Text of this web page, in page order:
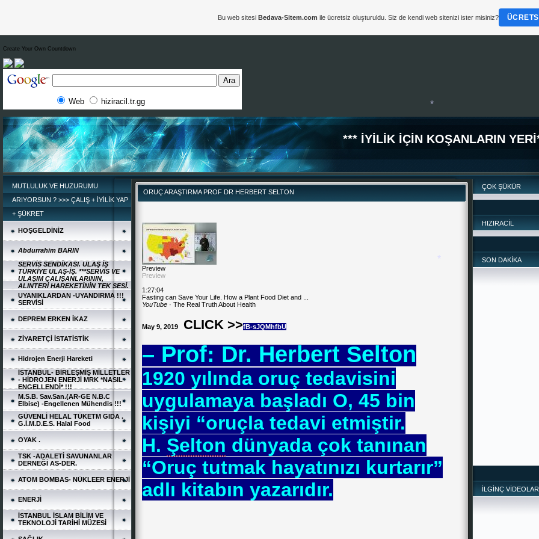
Create Your Own Countdown
Web hiziracil.tr.gg
*** İYİLİK İÇİN KOŞANLARIN
MUTLULUK VE HUZURUMU
ARIYORSUN ? >>> ÇALIŞ + İYİLİK YAP
+ ŞÜKRET
HOŞGELDİNİZ
Abdurrahim BARIN
SERVİS SENDİKASI. ULAŞ İŞ
TÜRKİYE ULAŞ-İŞ. ***SERVİS VE
ULAŞIM ÇALIŞANLARININ,
ALINTERİ HAREKETİNİN TEK SESİ.
UYANIKLARDAN -UYANDIRMA !!!
SERVİSİ
DEPREM ERKEN İKAZ
ZİYARETÇİ İSTATİSTİK
Hidrojen Enerji Hareketi
İSTANBUL- BİRLEŞMİŞ MİLLETLER
- HİDROJEN ENERJİ MRK *NASIL
ENGELLENDİ* !!!
M.S.B. Sav.San.(AR-GE N.B.C
Elbise) -Engellenen Mühendis !!!
GÜVENLİ HELAL TÜKETM GIDA .
G.İ.M.D.E.S. Halal Food
OYAK .
TSK -ADALETİ SAVUNANLAR
DERNEĞİ AS-DER.
ATOM BOMBAS- NÜKLEER ENERJİ
ENERJİ
İSTANBUL İSLAM BİLİM VE
TEKNOLOJİ TARİHİ MÜZESİ
ORUÇ ARAŞTIRMA PROF DR HERBERT SELTON
Preview
Preview
1:27:04
Fasting can Save Your Life. How a Plant Food Diet and ...
YouTube · The Real Truth About Health
May 9, 2019 CLICK >>fB-sJQMhfbU
– Prof: Dr. Herbert Selton
1920 yılında oruç tedavisini
uygulamaya başladı O, 45 bin
kişiyi “oruçla tedavi etmiştir.
H. Şelton dünyada çok tanınan
“Oruç tutmak hayatınızı kurtarır”
adlı kitabın yazarıdır.
ÇOK ŞÜKÜR
HIZIRACİL
SON DAKİKA
İLGİNÇ VİDEOLAR
Bu web sitesi Bedava-Sitem.com ile ücretsiz oluşturuldu. Siz de kendi web sitenizi ister misiniz?
*